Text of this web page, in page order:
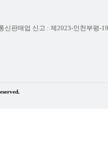
신판매업 신고 : 제2023-인천부평-